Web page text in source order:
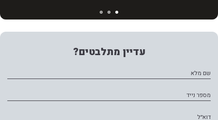
עדיין מתלבטים?
שם מלא
מספר נייד
דוא״ל